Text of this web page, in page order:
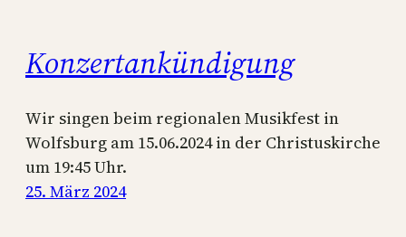
Konzertankündigung
Wir singen beim regionalen Musikfest in
Wolfsburg am 15.06.2024 in der Christuskirche
um 19:45 Uhr.
25. März 2024